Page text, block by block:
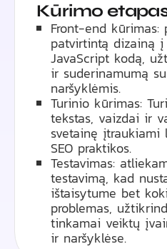
Kūrimo
Front-end kūrimas:
patvirtintą dizainą į
JavaScript kodą,
ir suderinamumą
naršyklėmis.
Turinio kūrimas:
tekstas, vaizdai ir
svetainę įtraukiami
SEO praktikos.
Testavimas:
testavimą, kad
ištaisytume bet
problemas,
tinkamai veiktų
ir naršyklėse.